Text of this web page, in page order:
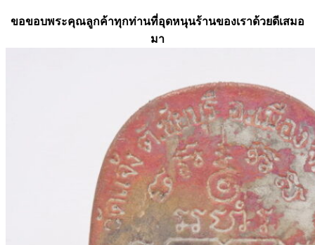
ขอขอบพระคุณลูกค้าทุกท่านที่อุดหนุนร้านของเราด้วยดีเสมอ
มา